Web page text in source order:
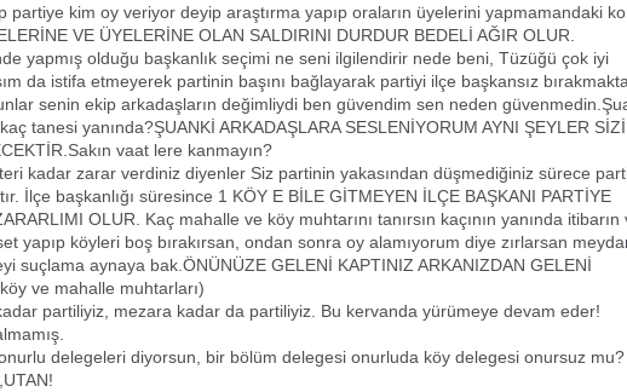
partiye kim oy veriyor deyip araştırma yapıp oraların üyelerini yapmamandaki
VE ÜYELERİNE OLAN SALDIRINI DURDUR BEDELİ AĞIR OLUR.
olduğu başkanlık seçimi ne seni ilgilendirir nede beni, Tüzüğü çok iyi
da istifa etmeyerek partinin başını bağlayarak partiyi ilçe başkansız
senin ekip arkadaşların değimliydi ben güvendim sen neden
tanesi yanında?ŞUANKİ ARKADAŞLARA SESLENİYORUM AYNI ŞEYLER
vaat lere kanmayın?
zarar verdiniz diyenler Siz partinin yakasından düşmediğiniz sürece
İlçe başkanlığı süresince 1 KÖY E BİLE GİTMEYEN İLÇE BAŞKANI PARTİYE
OLUR. Kaç mahalle ve köy muhtarını tanırsın kaçının yanında itibarın
yapıp köyleri boş bırakırsan, ondan sonra oy alamıyorum diye zırlarsan
suçlama aynaya bak.ÖNÜNÜZE GELENİ KAPTINIZ ARKANIZDAN GELENİ
ve mahalle muhtarları)
mezara kadar da partiliyiz. Bu kervanda yürümeye devam eder!
delegeleri diyorsun, bir bölüm delegesi onurluda köy delegesi onursuz mu?